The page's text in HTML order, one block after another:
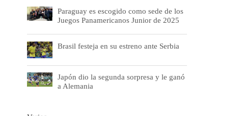
Paraguay es escogido como sede de los
Juegos Panamericanos Junior de 2025
Brasil festeja en su estreno ante Serbia
Japón dio la segunda sorpresa y le ganó
a Alemania